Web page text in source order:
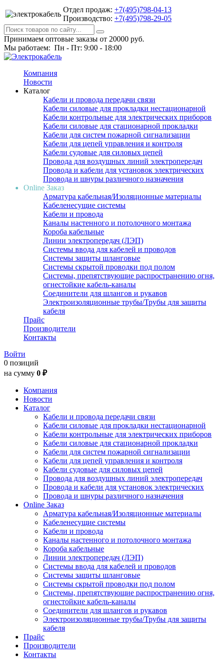
Отдел продаж: +7(495)798-04-13
Производство: +7(495)798-29-05
Принимаем оптовые заказы от 20000 руб.
Мы работаем: Пн - Пт: 9:00 - 18:00
Компания
Новости
Каталог
Кабели и провода передачи связи
Кабели силовые для прокладки нестационарной
Кабели контрольные для электрических приборов
Кабели силовые для стационарной прокладки
Кабели для систем пожарной сигнализации
Кабели для цепей управления и контроля
Кабели судовые для силовых цепей
Провода для воздушных линий электропередач
Провода и кабели для установок электрических
Провода и шнуры различного назначения
Online Заказ
Арматура кабельная/Изоляционные материалы
Кабеленесущие системы
Кабели и провода
Каналы настенного и потолочного монтажа
Короба кабельные
Линии электропередач (ЛЭП)
Системы ввода для кабелей и проводов
Системы защиты шланговые
Системы скрытой проводки под полом
Системы, препятствующие распространению огня,
огнестойкие кабель-каналы
Соединители для шлангов и рукавов
Электроизоляционные трубы/Трубы для защиты
кабеля
Прайс
Производители
Контакты
Войти
0 позиций
на сумму 0 ₽
Компания
Новости
Каталог
Кабели и провода передачи связи
Кабели силовые для прокладки нестационарной
Кабели контрольные для электрических приборов
Кабели силовые для стационарной прокладки
Кабели для систем пожарной сигнализации
Кабели для цепей управления и контроля
Кабели судовые для силовых цепей
Провода для воздушных линий электропередач
Провода и кабели для установок электрических
Провода и шнуры различного назначения
Online Заказ
Арматура кабельная/Изоляционные материалы
Кабеленесущие системы
Кабели и провода
Каналы настенного и потолочного монтажа
Короба кабельные
Линии электропередач (ЛЭП)
Системы ввода для кабелей и проводов
Системы защиты шланговые
Системы скрытой проводки под полом
Системы, препятствующие распространению огня,
огнестойкие кабель-каналы
Соединители для шлангов и рукавов
Электроизоляционные трубы/Трубы для защиты
кабеля
Прайс
Производители
Контакты